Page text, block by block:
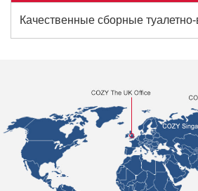
Качественные сборные